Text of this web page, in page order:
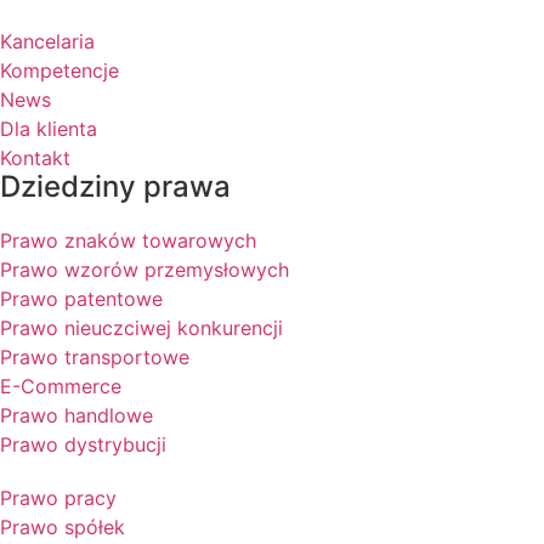
Kancelaria
Kompetencje
News
Dla klienta
Kontakt
Dziedziny prawa
Prawo znaków towarowych
Prawo wzorów przemysłowych
Prawo patentowe
Prawo nieuczciwej konkurencji
Prawo transportowe
E-Commerce
Prawo handlowe
Prawo dystrybucji
Prawo pracy
Prawo spółek